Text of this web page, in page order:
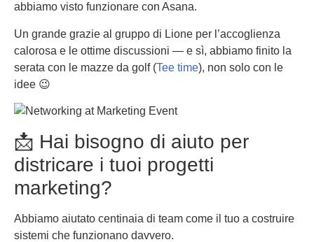
abbiamo visto funzionare con Asana.
Un grande grazie al gruppo di Lione per l’accoglienza
calorosa e le ottime discussioni — e sì, abbiamo finito la
serata con le mazze da golf (Tee time), non solo con le
idee 😉
📩 Hai bisogno di aiuto per
districare i tuoi progetti
marketing?
Abbiamo aiutato centinaia di team come il tuo a costruire
sistemi che funzionano davvero.